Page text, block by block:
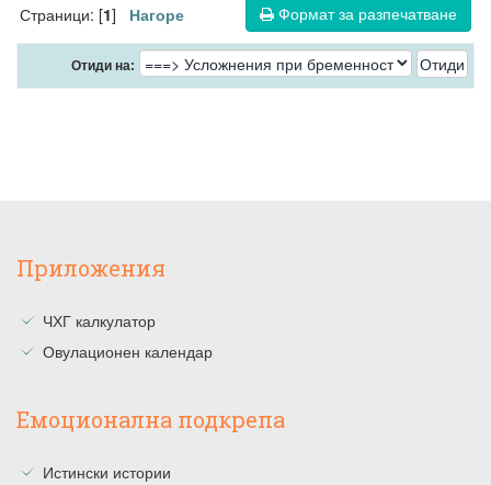
Формат за разпечатване
Страници: [1] Нагоре
Отиди на:
Приложения
ЧХГ калкулатор
Овулационен календар
Емоционална подкрепа
Истински истории